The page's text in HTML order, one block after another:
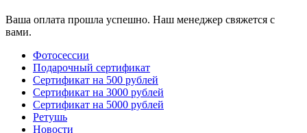
Ваша оплата прошла успешно. Наш менеджер свяжется с
вами.
Фотосессии
Подарочный сертификат
Сертификат на 500 рублей
Сертификат на 3000 рублей
Сертификат на 5000 рублей
Ретушь
Новости